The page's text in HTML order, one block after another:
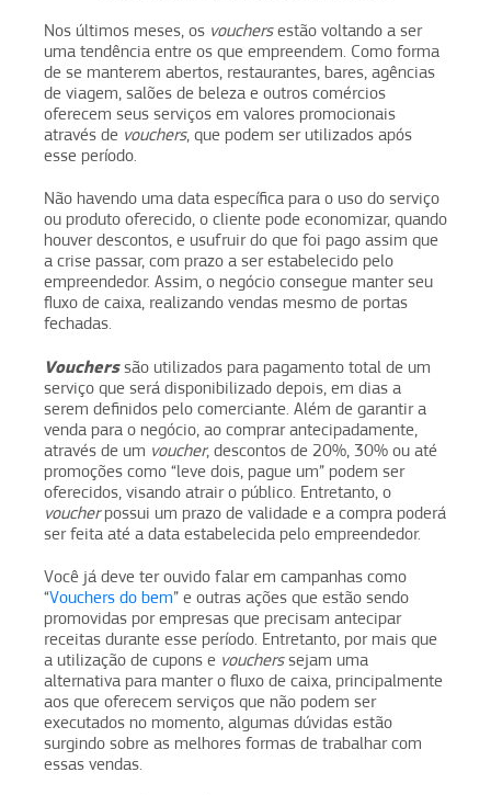
Nos últimos meses, os vouchersestão voltando a ser
uma tendência entre os que empreendem. Como forma
de se manterem abertos, restaurantes, bares, agências
de viagem, salões de beleza e outros comércios
oferecem seus serviços em valores promocionais
através de vouchers, que podem ser utilizados após
esse período.
Não havendo uma data específica para o uso do serviço
ou produto oferecido, o cliente pode economizar, quando
houver descontos, e usufruir do que foi pago assim que
a crise passar, com prazo a ser estabelecido pelo
empreendedor. Assim, o negócio consegue manter seu
fluxo de caixa, realizando vendas mesmo de portas
fechadas.
Voucherssão utilizados para pagamento total de um
serviço que será disponibilizado depois, em dias a
serem definidos pelo comerciante. Além de garantir a
venda para o negócio, ao comprar antecipadamente,
através de um voucher, descontos de 20%, 30% ou até
promoções como “leve dois, pague um” podem ser
oferecidos, visando atrair o público. Entretanto, o
voucherpossui um prazo de validade e a compra poderá
ser feita até a data estabelecida pelo empreendedor.
Você já deve ter ouvido falar em campanhas como
“Vouchers do bem” e outras ações que estão sendo
promovidas por empresas que precisam antecipar
receitas durante esse período. Entretanto, por mais que
a utilização de cupons e voucherssejam uma
alternativa para manter o fluxo de caixa, principalmente
aos que oferecem serviços que não podem ser
executados no momento, algumas dúvidas estão
surgindo sobre as melhores formas de trabalhar com
essas vendas.